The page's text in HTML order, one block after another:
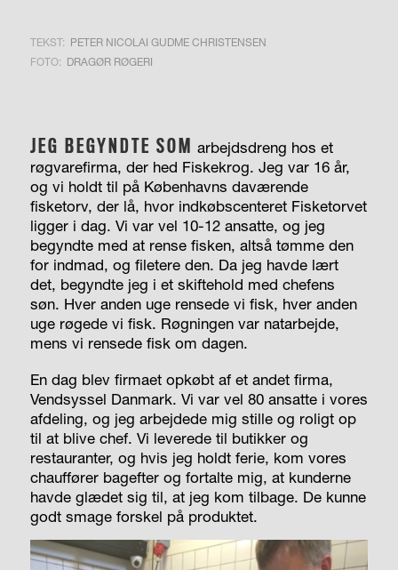
TEKST: PETER NICOLAI GUDME CHRISTENSEN
FOTO: DRAGØR RØGERI
JEG BEGYNDTE SOM arbejdsdreng hos et
røgvarefirma, der hed Fiskekrog. Jeg var 16 år,
og vi holdt til på Københavns daværende
fisketorv, der lå, hvor indkøbscenteret Fisketorvet
ligger i dag. Vi var vel 10-12 ansatte, og jeg
begyndte med at rense fisken, altså tømme den
for indmad, og filetere den. Da jeg havde lært
det, begyndte jeg i et skiftehold med chefens
søn. Hver anden uge rensede vi fisk, hver anden
uge røgede vi fisk. Røgningen var natarbejde,
mens vi rensede fisk om dagen.
En dag blev firmaet opkøbt af et andet firma,
Vendsyssel Danmark. Vi var vel 80 ansatte i vores
afdeling, og jeg arbejdede mig stille og roligt op
til at blive chef. Vi leverede til butikker og
restauranter, og hvis jeg holdt ferie, kom vores
chauffører bagefter og fortalte mig, at kunderne
havde glædet sig til, at jeg kom tilbage. De kunne
godt smage forskel på produktet.